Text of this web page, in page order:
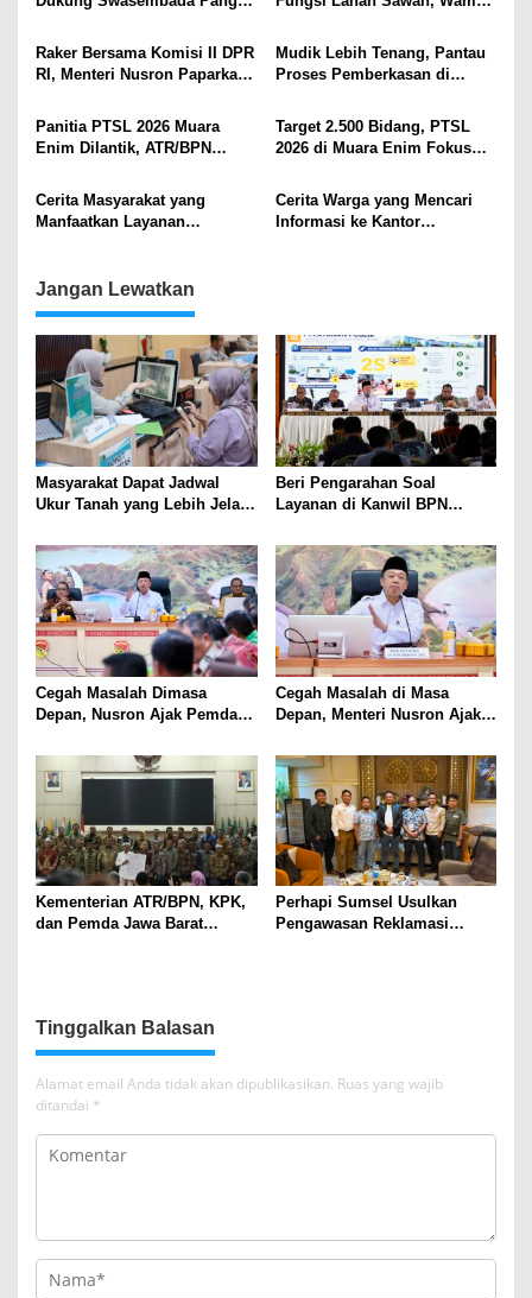
LBS, LP2B, dan LSD
Baru di 17 Provinsi
Raker Bersama Komisi II DPR
RI, Menteri Nusron Paparkan
Anggaran Kementerian
ATR/BPN Tahun 2026
Mudik Lebih Tenang, Pantau
Proses Pemberkasan di
Genggaman Tangan
Panitia PTSL 2026 Muara
Enim Dilantik, ATR/BPN
Pelayanan Bersih
Target 2.500 Bidang, PTSL
2026 di Muara Enim Fokus
Warga
Cerita Masyarakat yang
Manfaatkan Layanan
Cerita Warga yang Mencari
Informasi ke Kantor
Jangan Lewatkan
Masyarakat Dapat Jadwal
Ukur Tanah yang Lebih Jelas
Terjadwal
Beri Pengarahan Soal
Layanan di Kanwil BPN
Nusron: Gunakan Sudut
Pandang Masyarakat
Cegah Masalah Dimasa
Depan, Nusron Ajak Pemda
Rumah Ibadah di NTT
Cegah Masalah di Masa
Depan, Menteri Nusron Ajak
Tanah Rumah Ibadah di NTT
Kementerian ATR/BPN, KPK,
dan Pemda Jawa Barat
Perhapi Sumsel Usulkan
Pengawasan Reklamasi
Tinggalkan Balasan
Alamat email Anda tidak akan dipublikasikan. Ruas yang wajib
ditandai *